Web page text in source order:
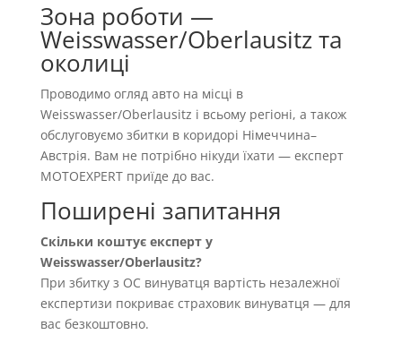
Зона роботи —
Weisswasser/Oberlausitz та
околиці
Проводимо огляд авто на місці в
Weisswasser/Oberlausitz і всьому регіоні, а також
обслуговуємо збитки в коридорі Німеччина–
Австрія. Вам не потрібно нікуди їхати — експерт
MOTOEXPERT приїде до вас.
Поширені запитання
Скільки коштує експерт у
Weisswasser/Oberlausitz?
При збитку з OC винуватця вартість незалежної
експертизи покриває страховик винуватця — для
вас безкоштовно.